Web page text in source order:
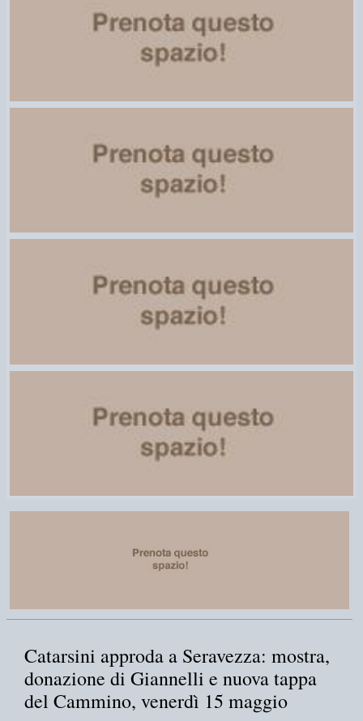
Catarsini approda a Seravezza: mostra,
donazione di Giannelli e nuova tappa
del Cammino, venerdì 15 maggio